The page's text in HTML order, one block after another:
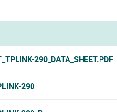
290_DATA_SHEET.PDF
290